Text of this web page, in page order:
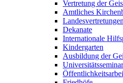
Vertretung der
Amtliches
Landesvertretungen
Dekanate
Internationale
Kindergarten
Ausbildung der
Universitätsseminar